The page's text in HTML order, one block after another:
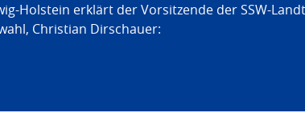
Holstein erklärt der Vorsitzende der SSW-
Christian Dirschauer: